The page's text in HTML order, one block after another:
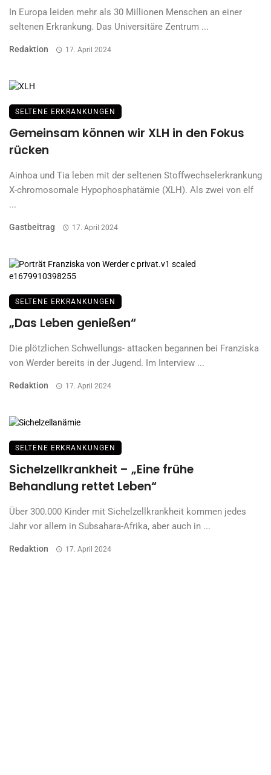
In Europa leiden mehr als 30 Millionen Menschen an einer
seltenen Erkrankung. Das Universitäre Zentrum ...
Redaktion 17. April 2024
SELTENE ERKRANKUNGEN
Gemeinsam können wir XLH in den Fokus
rücken
Ainhoa und Tia leben mit der seltenen Stoffwechselerkrankung
X-chromosomale Hypophosphatämie (XLH). Als zwei von elf
...
Gastbeitrag 17. April 2024
SELTENE ERKRANKUNGEN
„Das Leben genießen“
Die plötzlichen Schwellungs- attacken begannen bei Franziska
von Werder bereits in der Jugend. Im Interview ...
Redaktion 17. April 2024
SELTENE ERKRANKUNGEN
Sichelzellkrankheit – „Eine frühe
Behandlung rettet Leben“
Über 300.000 Kinder mit Sichelzellkrankheit kommen jedes
Jahr vor allem in Subsahara-Afrika, aber auch in ...
Redaktion 17. April 2024